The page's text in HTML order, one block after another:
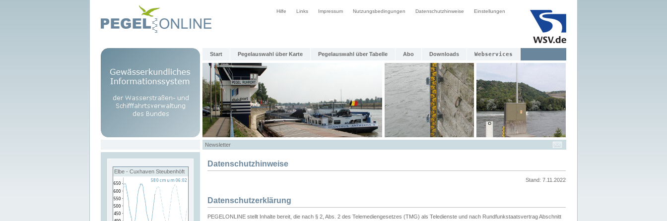
Hilfe Links Impressum Nutzungsbedingungen Datenschutzhinweise Einstellungen
Start Pegelauswahl über Karte Pegelauswahl über Tabelle Abo Downloads Webservices
Newsletter
Elbe - Cuxhaven Steubenhöft
Datenschutzhinweise
Stand: 7.11.2022
Datenschutzerklärung
PEGELONLINE stellt Inhalte bereit, die nach § 2, Abs. 2 des Telemediengesetzes (TMG) als Teledienste und nach Rundfunkstaatsvertrag Abschnitt